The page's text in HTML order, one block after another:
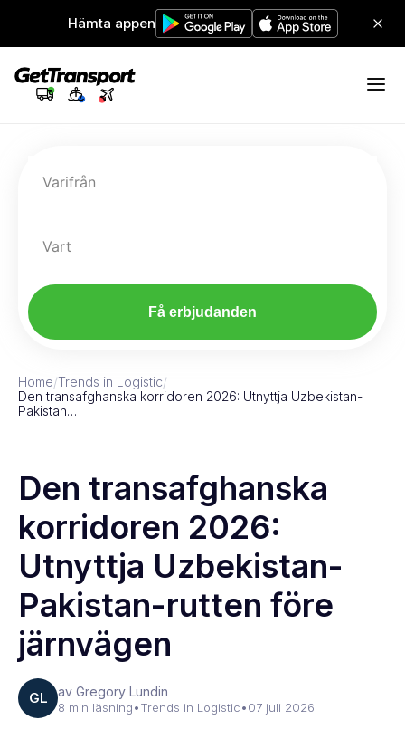
Hämta appen
Varifrån
Vart
Få erbjudanden
Home/Trends in Logistic/
Den transafghanska korridoren 2026: Utnyttja Uzbekistan-
Pakistan…
Den transafghanska
korridoren 2026:
Utnyttja Uzbekistan-
Pakistan-rutten före
järnvägen
GL av Gregory Lundin
8 min läsning•Trends in Logistic•07 juli 2026